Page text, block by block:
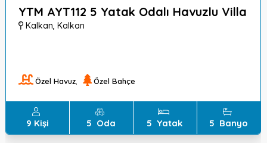
YTM AYT112 5 Yatak Odalı Havuzlu Villa
Kalkan,Kalkan
Özel Havuz Özel Bahçe
9 Kişi 5 Oda 5 Yatak 5 Banyo